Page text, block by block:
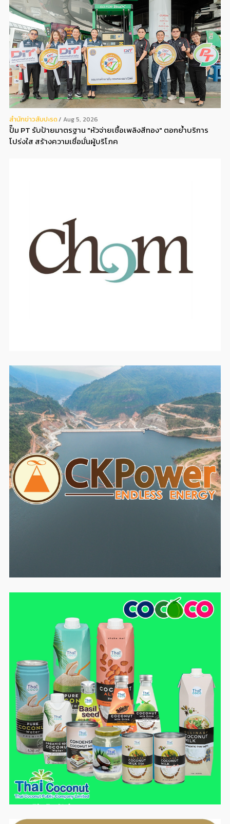
สํานักข่าวสับปะรด Aug 5, 2026
ปั๊ม PT รับป้ายมาตรฐาน "หัวจ่ายเชื้อเพลิงสีทอง" ตอกย้ำบริการ
โปร่งใส สร้างความเชื่อมั่นผู้บริโภค